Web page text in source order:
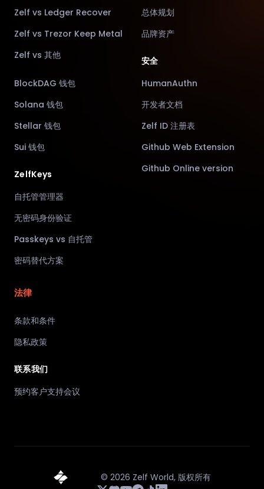
Zelf vs Ledger Recover
Zelf vs Trezor Keep Metal
Zelf vs 其他
BlockDAG 钱包
Solana 钱包
Stellar 钱包
Sui 钱包
ZelfKeys
自托管管理器
无密码身份验证
Passkeys vs 自托管
密码替代方案
总体规划
品牌资产
安全
HumanAuthn
开发者文档
Zelf ID 注册表
Github Web Extension
Github Online version
法律
条款和条件
隐私政策
联系我们
预约客户支持会议
© 2026 Zelf World, 版权所有